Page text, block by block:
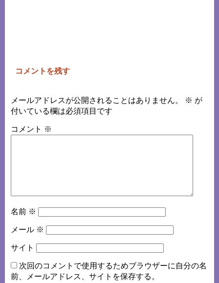
コメントを残す
メールアドレスが公開されることはありません。 ※ が
付いている欄は必須項目です
コメント ※
名前 ※
メール ※
サイト
次回のコメントで使用するためブラウザーに自分の名
前、メールアドレス、サイトを保存する。